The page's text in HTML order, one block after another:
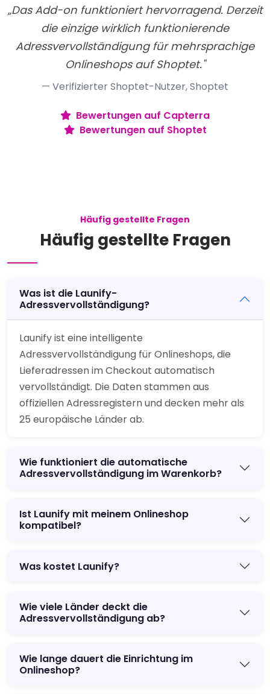
„Das Add-on funktioniert hervorragend. Derzeit
die einzige wirklich funktionierende
Adressvervollständigung für mehrsprachige
Onlineshops auf Shoptet."
— Verifizierter Shoptet-Nutzer, Shoptet
Bewertungen auf Capterra
Bewertungen auf Shoptet
Häufig gestellte Fragen
Häufig gestellte Fragen
Was ist die Launify-
Adressvervollständigung?
Launify ist eine intelligente
Adressvervollständigung für Onlineshops, die
Lieferadressen im Checkout automatisch
vervollständigt. Die Daten stammen aus
offiziellen Adressregistern und decken mehr als
25 europäische Länder ab.
Wie funktioniert die automatische
Adressvervollständigung im Warenkorb?
Ist Launify mit meinem Onlineshop
kompatibel?
Was kostet Launify?
Wie viele Länder deckt die
Adressvervollständigung ab?
Wie lange dauert die Einrichtung im
Onlineshop?